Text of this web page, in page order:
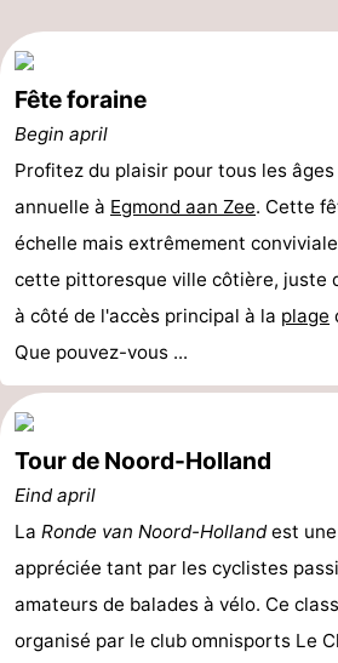
Fête foraine
Begin april
Profitez du plaisir pour tous les âges
annuelle à Egmond aan Zee. Cette
échelle mais extrêmement
cette pittoresque ville côtière, juste
à côté de l'accès principal à la plage
Que pouvez-vous ...
Tour de Noord-Holland
Eind april
La Ronde van Noord-Hollandest une
appréciée tant par les cyclistes
amateurs de balades à vélo. Ce
organisé par le club omnisports Le